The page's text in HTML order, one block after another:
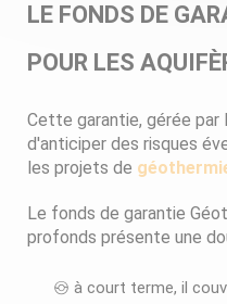
LE FONDS DE
POUR LES
Cette garantie, gérée par
d'anticiper des risques
les projets de
Le fonds de garantie
profonds présente une
à court terme, il